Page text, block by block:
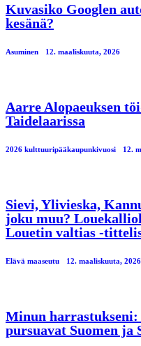
Kuvasiko Googlen
kesänä?
Asuminen 12. maaliskuuta, 2026
Aarre Alopaeuksen
Taidelaarissa
2026 kulttuuripääkaupunkivuosi 12.
Sievi, Ylivieska,
joku muu?
Louetin valtias -
Elävä maaseutu 12. maaliskuuta, 2026
Minun
pursuavat Suomen ja